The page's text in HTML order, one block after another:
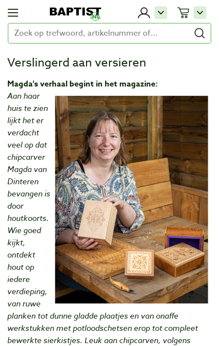
Verslingerd aan versieren
Magda's verhaal begint in het magazine:
Aan haar
huis te zien
lijkt het er
verdacht
veel op dat
chipcarver
Magda van
Dinteren
bevangen is
door
houtkoorts.
Wie goed
kijkt,
ontdekt
hout op
iedere
verdieping,
van ruwe
planken tot dunne gladde plaatjes en van onaffe
werkstukken met potloodschetsen erop tot compleet
bewerkte sierkistjes. Leuk aan chipcarven, volgens